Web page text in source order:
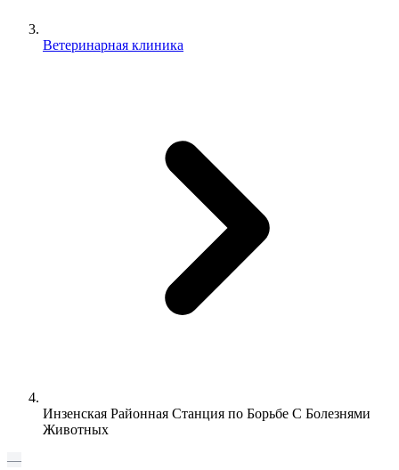
Ветеринарная клиника
Инзенская Районная Станция по Борьбе С Болезнями
Животных
—